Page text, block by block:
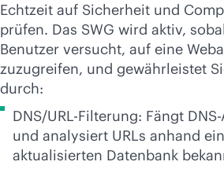
Echtzeit auf Sicherheit und
prüfen. Das SWG wird aktiv,
Benutzer versucht, auf eine
zuzugreifen, und gewährleistet
durch:
DNS/URL-Filterung: Fängt
und analysiert URLs anhand
aktualisierten Datenbank